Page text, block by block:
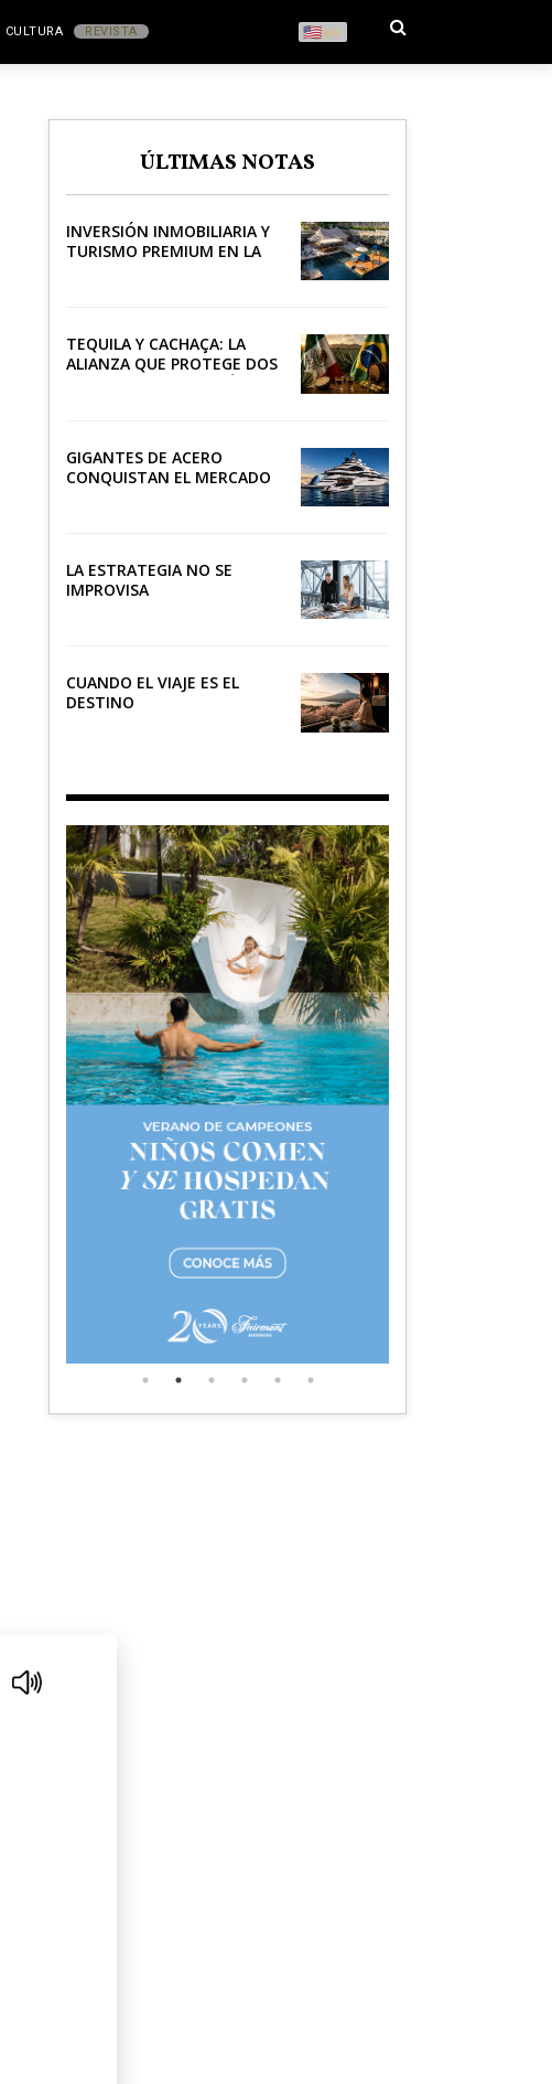
CULTURA REVISTA EN
ÚLTIMAS NOTAS
INVERSIÓN INMOBILIARIA Y
TURISMO PREMIUM EN LA
TEQUILA Y CACHAÇA: LA
ALIANZA QUE PROTEGE DOS
GIGANTES DE ACERO
CONQUISTAN EL MERCADO
LA ESTRATEGIA NO SE
IMPROVISA
CUANDO EL VIAJE ES EL
DESTINO